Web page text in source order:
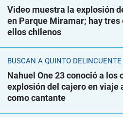
Video muestra la explosión
en Parque Miramar; hay tres
ellos chilenos
BUSCAN A QUINTO DELINCUENTE
Nahuel One 23 conoció a los
explosión del cajero en viaje
como cantante